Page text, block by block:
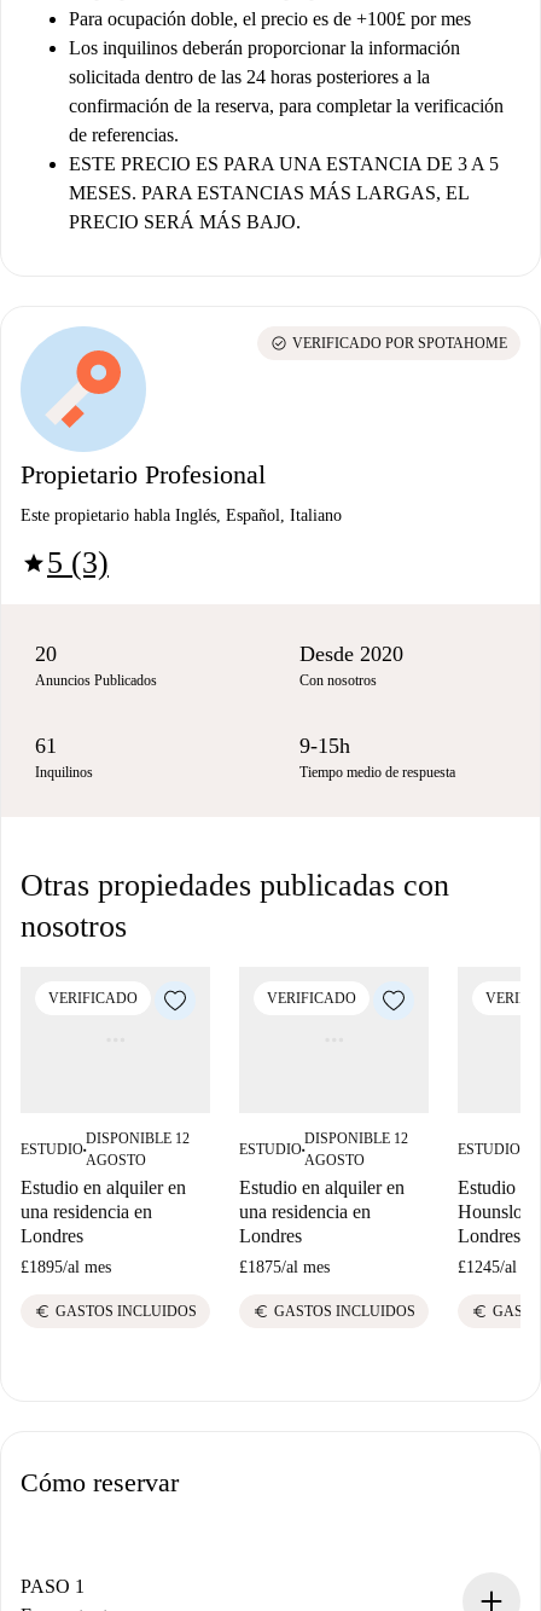
Para ocupación doble, el precio es de +100£ por mes
Los inquilinos deberán proporcionar la información
solicitada dentro de las 24 horas posteriores a la
confirmación de la reserva, para completar la verificación
de referencias.
ESTE PRECIO ES PARA UNA ESTANCIA DE 3 A 5
MESES. PARA ESTANCIAS MÁS LARGAS, EL
PRECIO SERÁ MÁS BAJO.
Propietario Profesional
Este propietario habla Inglés, Español, Italiano
star5 (3)
check_circle VERIFICADO POR SPOTAHOME
20
Anuncios Publicados
Desde 2020
Con nosotros
61
Inquilinos
9-15h
Tiempo medio de respuesta
Otras propiedades publicadas con
nosotros
VERIFICADO
ESTUDIO■
DISPONIBLE 12
AGOSTO
Estudio en alquiler en
una residencia en
Londres
£1895/al mes
euro GASTOS INCLUIDOS
VERIFICADO
ESTUDIO■
DISPONIBLE 12
AGOSTO
Estudio en alquiler en
una residencia en
Londres
£1875/al mes
euro GASTOS INCLUIDOS
ESTUDIO
Estudio
Hounslow
Londres
£1245/al
euro
Cómo reservar
PASO 1